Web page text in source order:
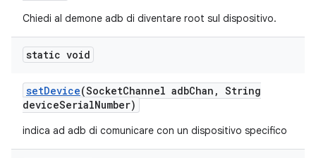
Chiedi al demone adb di diventare root sul dispositivo.
static void
setDevice(SocketChannel adbChan , String
deviceSerialNumber)
indica ad adb di comunicare con un dispositivo specifico